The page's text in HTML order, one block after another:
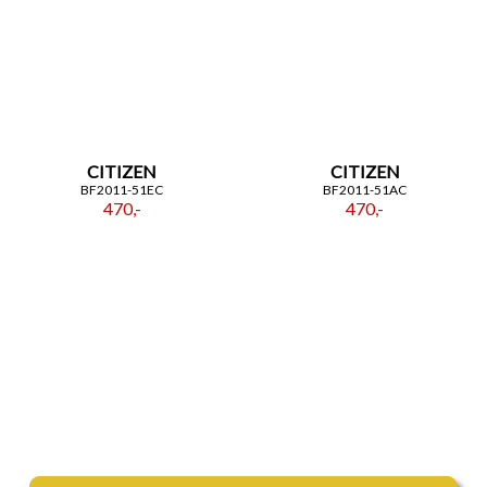
CITIZEN
BF2011-51EC
470,-
CITIZEN
BF2011-51AC
470,-